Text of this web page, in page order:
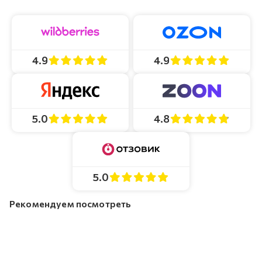
4.9 4.9
5.0 4.8
5.0
Рекомендуем посмотреть